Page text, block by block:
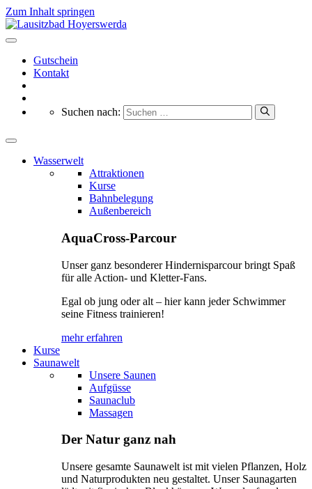
Zum Inhalt springen
Gutschein
Kontakt
Suchen nach:
Wasserwelt
Attraktionen
Kurse
Bahnbelegung
Außenbereich
AquaCross-Parcour
Unser ganz besonderer Hindernisparcour bringt Spaß
für alle Action- und Kletter-Fans.
Egal ob jung oder alt – hier kann jeder Schwimmer
seine Fitness trainieren!
mehr erfahren
Kurse
Saunawelt
Unsere Saunen
Aufgüsse
Saunaclub
Massagen
Der Natur ganz nah
Unsere gesamte Saunawelt ist mit vielen Pflanzen, Holz
und Naturprodukten neu gestaltet. Unser Saunagarten